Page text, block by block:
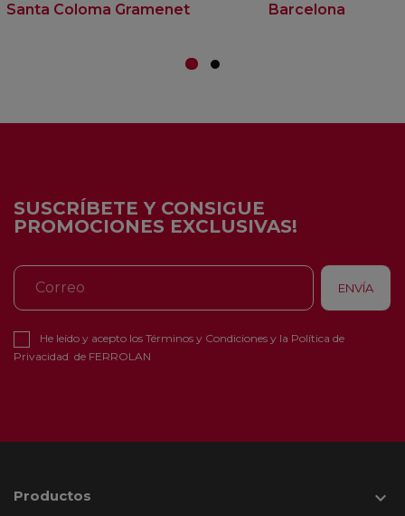
Santa Coloma Gramenet Barcelona
SUSCRÍBETE Y CONSIGUE
PROMOCIONES EXCLUSIVAS!
He leído y acepto los Términos y Condiciones y la Política de
Privacidad de FERROLAN
Productos 